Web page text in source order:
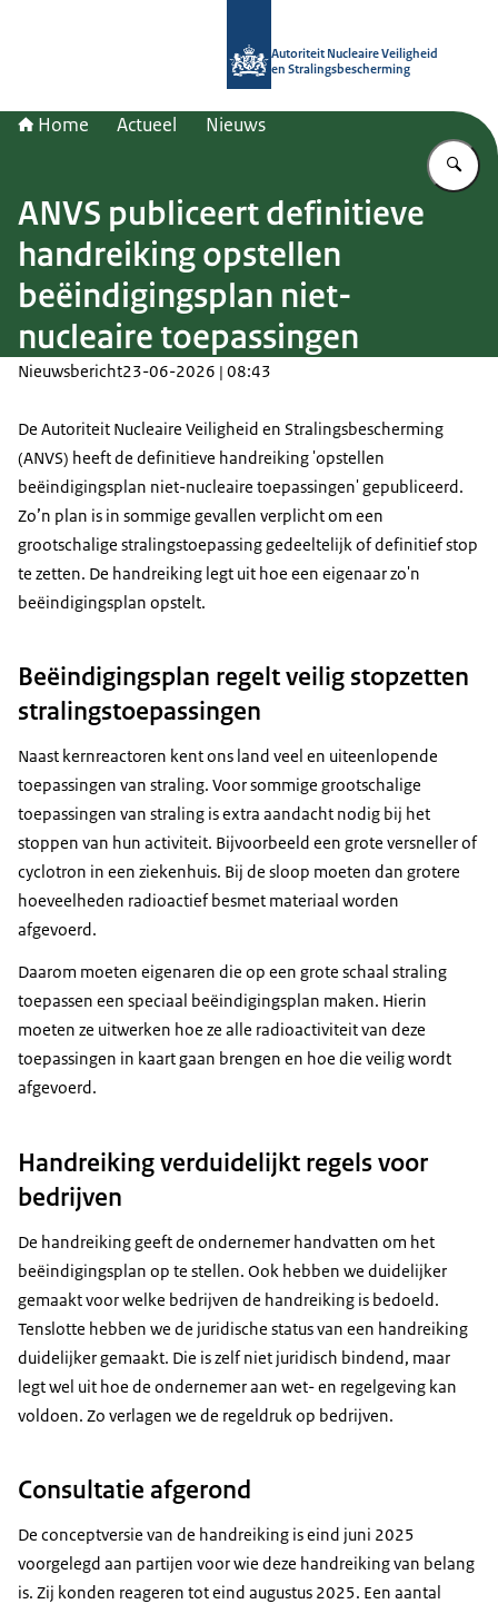
Autoriteit Nucleaire Veiligheid
en Stralingsbescherming
Home Actueel Nieuws
ANVS publiceert definitieve
handreiking opstellen
beëindigingsplan niet-
nucleaire toepassingen
Nieuwsbericht23-06-2026 | 08:43
De Autoriteit Nucleaire Veiligheid en Stralingsbescherming
(ANVS) heeft de definitieve handreiking 'opstellen
beëindigingsplan niet-nucleaire toepassingen' gepubliceerd.
Zo’n plan is in sommige gevallen verplicht om een
grootschalige stralingstoepassing gedeeltelijk of definitief stop
te zetten. De handreiking legt uit hoe een eigenaar zo'n
beëindigingsplan opstelt.
Beëindigingsplan regelt veilig stopzetten
stralingstoepassingen
Naast kernreactoren kent ons land veel en uiteenlopende
toepassingen van straling. Voor sommige grootschalige
toepassingen van straling is extra aandacht nodig bij het
stoppen van hun activiteit. Bijvoorbeeld een grote versneller of
cyclotron in een ziekenhuis. Bij de sloop moeten dan grotere
hoeveelheden radioactief besmet materiaal worden
afgevoerd.
Daarom moeten eigenaren die op een grote schaal straling
toepassen een speciaal beëindigingsplan maken. Hierin
moeten ze uitwerken hoe ze alle radioactiviteit van deze
toepassingen in kaart gaan brengen en hoe die veilig wordt
afgevoerd.
Handreiking verduidelijkt regels voor
bedrijven
De handreiking geeft de ondernemer handvatten om het
beëindigingsplan op te stellen. Ook hebben we duidelijker
gemaakt voor welke bedrijven de handreiking is bedoeld.
Tenslotte hebben we de juridische status van een handreiking
duidelijker gemaakt. Die is zelf niet juridisch bindend, maar
legt wel uit hoe de ondernemer aan wet- en regelgeving kan
voldoen. Zo verlagen we de regeldruk op bedrijven.
Consultatie afgerond
De conceptversie van de handreiking is eind juni 2025
voorgelegd aan partijen voor wie deze handreiking van belang
is. Zij konden reageren tot eind augustus 2025. Een aantal